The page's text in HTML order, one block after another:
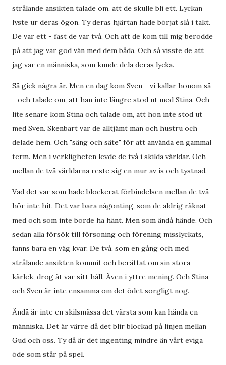
strålande ansikten talade om, att de skulle bli ett. Lyckan
lyste ur deras ögon. Ty deras hjärtan hade börjat slå i takt.
De var ett - fast de var två. Och att de kom till mig berodde
på att jag var god vän med dem båda. Och så visste de att
jag var en människa, som kunde dela deras lycka.
Så gick några år. Men en dag kom Sven - vi kallar honom så
- och talade om, att han inte längre stod ut med Stina. Och
lite senare kom Stina och talade om, att hon inte stod ut
med Sven. Skenbart var de alltjämt man och hustru och
delade hem. Och "säng och säte" för att använda en gammal
term. Men i verkligheten levde de två i skilda världar. Och
mellan de två världarna reste sig en mur av is och tystnad.
Vad det var som hade blockerat förbindelsen mellan de två
hör inte hit. Det var bara någonting, som de aldrig räknat
med och som inte borde ha hänt. Men som ändå hände. Och
sedan alla försök till försoning och förening misslyckats,
fanns bara en väg kvar. De två, som en gång och med
strålande ansikten kommit och berättat om sin stora
kärlek, drog åt var sitt håll. Även i yttre mening. Och Stina
och Sven är inte ensamma om det ödet sorgligt nog.
Ändå är inte en skilsmässa det värsta som kan hända en
människa. Det är värre då det blir blockad på linjen mellan
Gud och oss. Ty då är det ingenting mindre än vårt eviga
öde som står på spel.